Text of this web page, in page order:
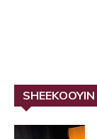
SHEEKOOYIN